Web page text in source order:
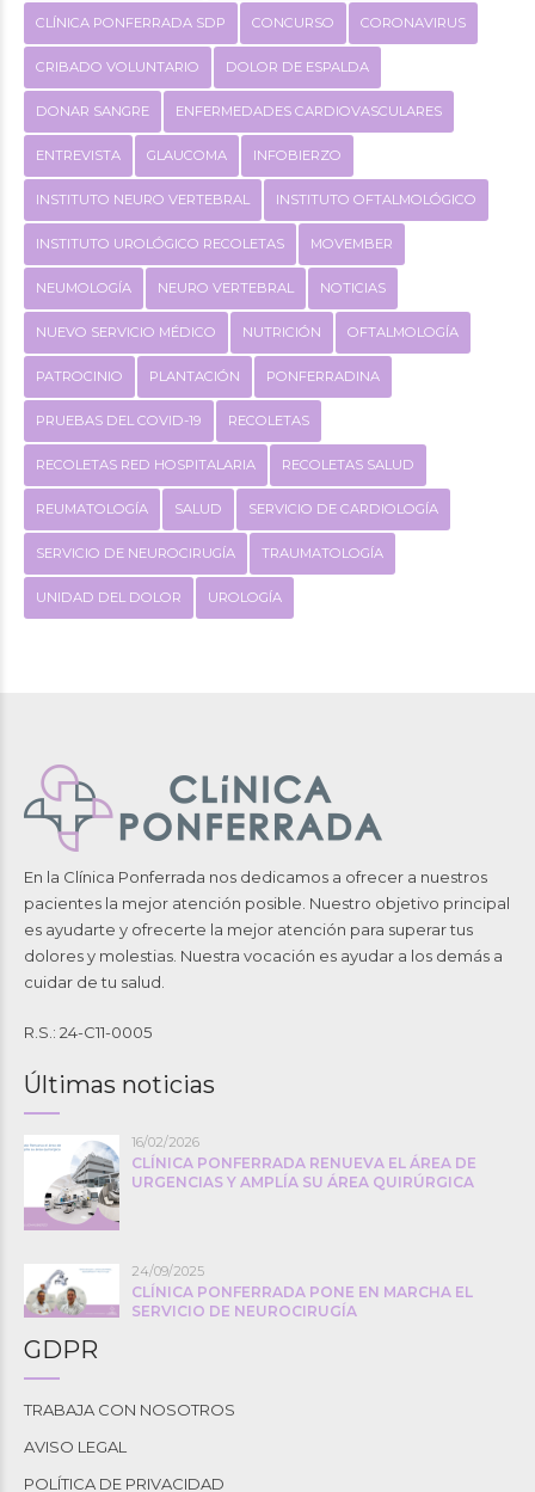
CLÍNICA PONFERRADA SDP CONCURSO CORONAVIRUS
CRIBADO VOLUNTARIO DOLOR DE ESPALDA
DONAR SANGRE ENFERMEDADES CARDIOVASCULARES
ENTREVISTA GLAUCOMA INFOBIERZO
INSTITUTO NEURO VERTEBRAL INSTITUTO OFTALMOLÓGICO
INSTITUTO UROLÓGICO RECOLETAS MOVEMBER
NEUMOLOGÍA NEURO VERTEBRAL NOTICIAS
NUEVO SERVICIO MÉDICO NUTRICIÓN OFTALMOLOGÍA
PATROCINIO PLANTACIÓN PONFERRADINA
PRUEBAS DEL COVID-19 RECOLETAS
RECOLETAS RED HOSPITALARIA RECOLETAS SALUD
REUMATOLOGÍA SALUD SERVICIO DE CARDIOLOGÍA
SERVICIO DE NEUROCIRUGÍA TRAUMATOLOGÍA
UNIDAD DEL DOLOR UROLOGÍA
En la Clínica Ponferrada nos dedicamos a ofrecer a nuestros
pacientes la mejor atención posible. Nuestro objetivo principal
es ayudarte y ofrecerte la mejor atención para superar tus
dolores y molestias. Nuestra vocación es ayudar a los demás a
cuidar de tu salud.
R.S.: 24-C11-0005
Últimas noticias
16/02/2026
CLÍNICA PONFERRADA RENUEVA EL ÁREA DE
URGENCIAS Y AMPLÍA SU ÁREA QUIRÚRGICA
24/09/2025
CLÍNICA PONFERRADA PONE EN MARCHA EL
SERVICIO DE NEUROCIRUGÍA
GDPR
TRABAJA CON NOSOTROS
AVISO LEGAL
POLÍTICA DE PRIVACIDAD